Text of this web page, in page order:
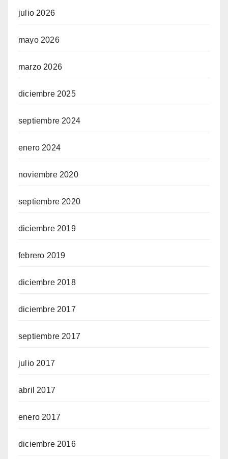
julio 2026
mayo 2026
marzo 2026
diciembre 2025
septiembre 2024
enero 2024
noviembre 2020
septiembre 2020
diciembre 2019
febrero 2019
diciembre 2018
diciembre 2017
septiembre 2017
julio 2017
abril 2017
enero 2017
diciembre 2016